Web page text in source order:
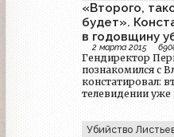
«Второго,
будет».
в годовщину
Листьева
2 марта 2015
Гендиректор
познакомился с
констатировал:
телевидении уже
Убийство